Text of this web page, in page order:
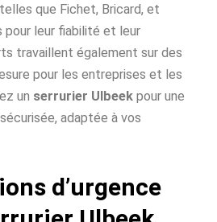
que Fichet, Bricard, et
pour leur fiabilité et leur
travaillent également sur des
pour les entreprises et les
un serrurier Ulbeek pour une
adaptée à vos
d’urgence